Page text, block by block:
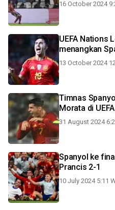
16 October 2024
UEFA Nations
menangkan
13 October 2024
Timnas
Morata di
31 August 2024
Spanyol ke
Prancis 2-1
10 July 2024 5:11